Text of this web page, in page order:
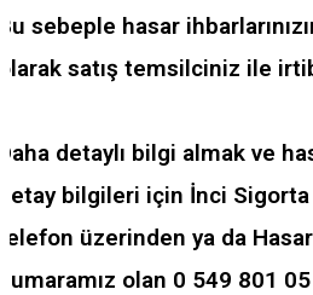
sebeple hasar
satış temsilciniz ile
detaylı bilgi almak ve
bilgileri için İnci
üzerinden ya da
olan 0 549 801